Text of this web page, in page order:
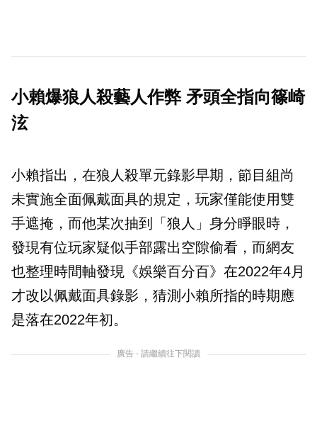
小賴爆狼人殺藝人作弊 矛頭全指向篠崎
泫
小賴指出，在狼人殺單元錄影早期，節目組尚
未實施全面佩戴面具的規定，玩家僅能使用雙
手遮掩，而他某次抽到「狼人」身分睜眼時，
發現有位玩家疑似手部露出空隙偷看，而網友
也整理時間軸發現《娛樂百分百》在2022年4月
才改以佩戴面具錄影，猜測小賴所指的時期應
是落在2022年初。
廣告 - 請繼續往下閱讀